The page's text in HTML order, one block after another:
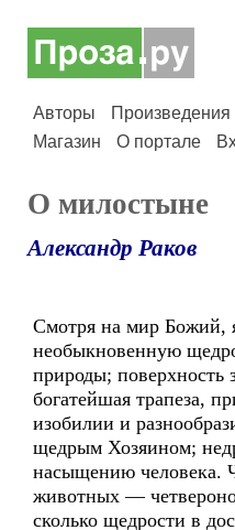
Авторы Произведения
Магазин
О портале
О милостыне
Александр Раков
Смотря на мир Божий,
необыкновенную
природы;
богатейшая трапеза,
изобилии и
щедрым Хозяином;
насыщению человека.
животных —
сколько щедрости в